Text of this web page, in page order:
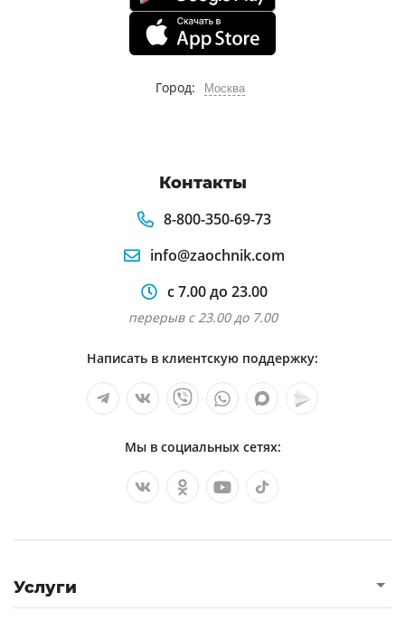
Город: Москва
Контакты
8-800-350-69-73
info@zaochnik.com
с 7.00 до 23.00
перерыв с 23.00 до 7.00
Написать в клиентскую поддержку:
Мы в социальных сетях:
Услуги